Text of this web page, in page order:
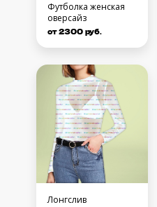
Футболка женская
оверсайз
от 2300 руб.
Лонгслив